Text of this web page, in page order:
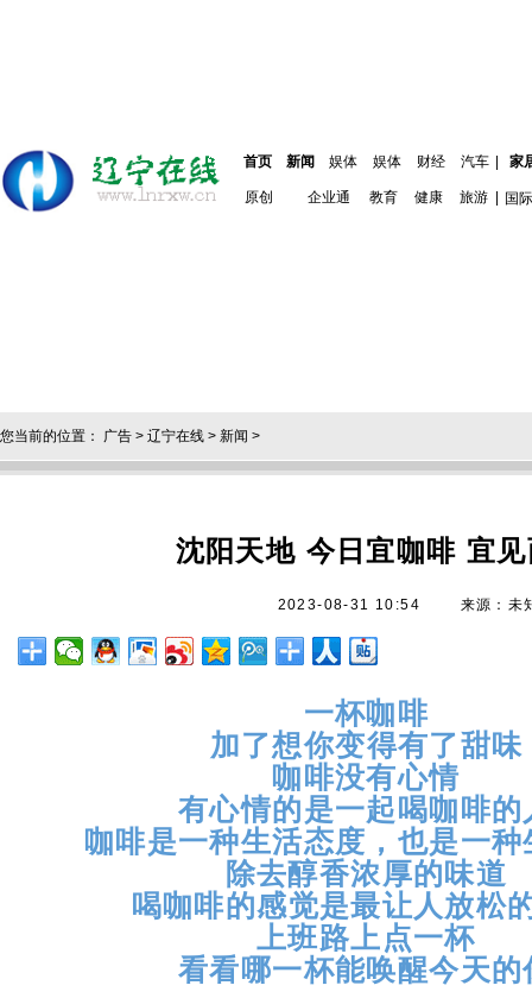
首页 新闻 娱体 娱体 财经 汽车 家
原创 企业通 教育 健康 旅游 国际
您当前的位置： 广告 > 辽宁在线 > 新闻 >
沈阳天地 今日宜咖啡 宜
2023-08-31 10:54 来源：未
一杯咖啡
加了想你变得有了甜味
咖啡没有心情
有心情的是一起喝咖啡的
咖啡是一种生活态度，也是一
除去醇香浓厚的味道
喝咖啡的感觉是最让人放松
上班路上点一杯
看看哪一杯能唤醒今天的